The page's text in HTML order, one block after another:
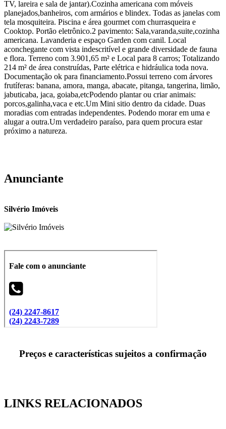
TV, lareira e sala de jantar).Cozinha americana com móveis
planejados,banheiros, com armários e blindex. Todas as janelas com
tela mosquiteira. Piscina e área gourmet com churrasqueira e
Cooktop. Portão eletrônico.2 pavimento: Sala,varanda,suite,cozinha
americana. Lavanderia e espaço Garden com canil. Local
aconchegante com vista indescritível e grande diversidade de fauna
e flora. Terreno com 3.901,65 m² e Local para 8 carros; Totalizando
214 m² de área construídas, Parte elétrica e hidráulica toda nova.
Documentação ok para financiamento.Possui terreno com árvores
frutíferas: banana, amora, manga, abacate, pitanga, tangerina, limão,
jabuticaba, jaca, goiaba,etcPodendo plantar ou criar animais:
porcos,galinha,vaca e etc.Um Mini sitio dentro da cidade. Duas
moradias com entradas independentes. Podendo morar em uma e
alugar a outra.Um verdadeiro paraíso, para quem procura estar
próximo a natureza.
Anunciante
Silvério Imóveis
Preços e características sujeitos a confirmação
LINKS RELACIONADOS